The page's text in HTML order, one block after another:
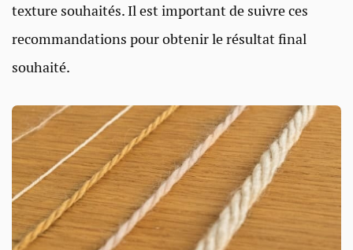
texture souhaités. Il est important de suivre ces
recommandations pour obtenir le résultat final
souhaité.